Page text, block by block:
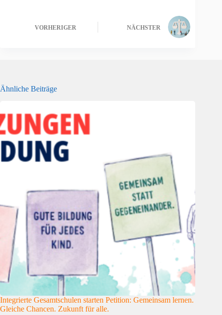
VORHERIGER NÄCHSTER
Ähnliche Beiträge
Integrierte Gesamtschulen starten Petition: Gemeinsam lernen.
Gleiche Chancen. Zukunft für alle.